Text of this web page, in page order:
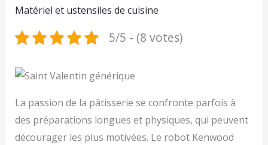
Matériel et ustensiles de cuisine
5/5 - (8 votes)
La passion de la pâtisserie se confronte parfois à
des préparations longues et physiques, qui peuvent
décourager les plus motivées. Le robot Kenwood